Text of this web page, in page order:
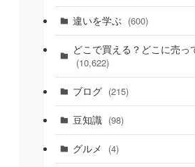
違いを学ぶ (600)
どこで買える？どこに売っ
(10,622)
ブログ (215)
豆知識 (98)
グルメ (4)